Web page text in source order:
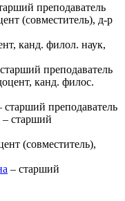
преподаватель
(совместитель), д-р
канд. филол. наук,
преподаватель
канд. филос.
старший преподаватель
– старший
(совместитель),
– старший